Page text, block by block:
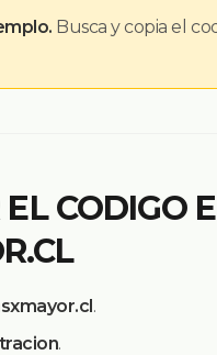
Busca y copia el
CODIGO
.
.